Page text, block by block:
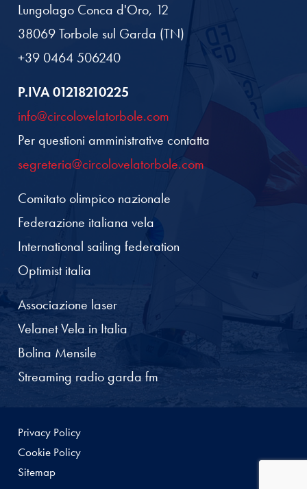
Lungolago Conca d'Oro, 12
38069 Torbole sul Garda (TN)
+39 0464 506240
P.IVA 01218210225
info@circolovelatorbole.com
Per questioni amministrative contatta
segreteria@circolovelatorbole.com
Comitato olimpico nazionale
Federazione italiana vela
International sailing federation
Optimist italia
Associazione laser
Velanet Vela in Italia
Bolina Mensile
Streaming radio garda fm
Privacy Policy
Cookie Policy
Sitemap